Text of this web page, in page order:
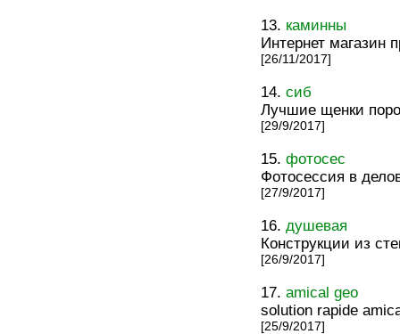
13. каминны
Интернет магазин
[26/11/2017]
14.сиб
Лучшие щенки
[29/9/2017]
15.фотосес
Фотосессия в
[27/9/2017]
16.душевая
Конструкции из
[26/9/2017]
17.amical geo
solution rapide
[25/9/2017]